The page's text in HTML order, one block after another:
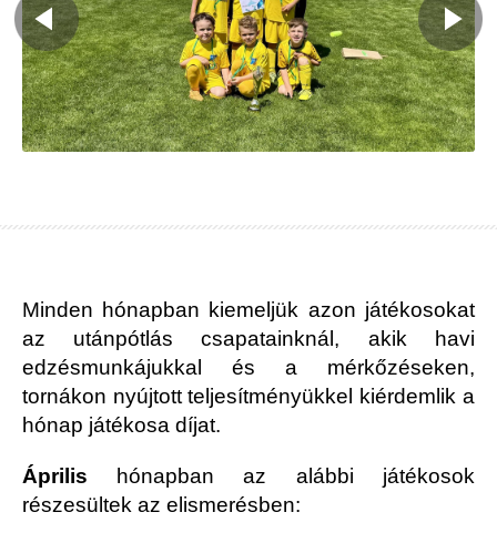
Minden hónapban kiemeljük azon játékosokat
az utánpótlás csapatainknál, akik havi
edzésmunkájukkal és a mérkőzéseken,
tornákon nyújtott teljesítményükkel kiérdemlik a
hónap játékosa díjat.
Április
hónapban az alábbi játékosok
részesültek az elismerésben: